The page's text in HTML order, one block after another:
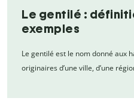
Le gentilé :
exemples
Le gentilé est le nom donné aux
originaires d’une ville, d’une